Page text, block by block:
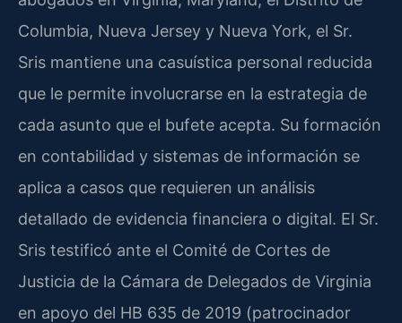
Columbia, Nueva Jersey y Nueva York, el Sr.
Sris mantiene una casuística personal reducida
que le permite involucrarse en la estrategia de
cada asunto que el bufete acepta. Su formación
en contabilidad y sistemas de información se
aplica a casos que requieren un análisis
detallado de evidencia financiera o digital. El Sr.
Sris testificó ante el Comité de Cortes de
Justicia de la Cámara de Delegados de Virginia
en apoyo del HB 635 de 2019 (patrocinador